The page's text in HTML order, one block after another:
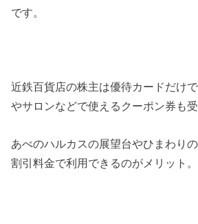
です。
近鉄百貨店の株主は優待カードだけ
やサロンなどで使えるクーポン券も受
あべのハルカスの展望台やひまわり
割引料金で利用できるのがメリット。